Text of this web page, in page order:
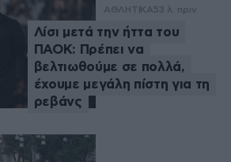
ΑΘΛΗΤΙΚΑ53 λ. πριν
Λίσι μετά την ήττα του
ΠΑΟΚ: Πρέπει να
βελτιωθούμε σε πολλά,
έχουμε μεγάλη πίστη για τη
ρεβάνς